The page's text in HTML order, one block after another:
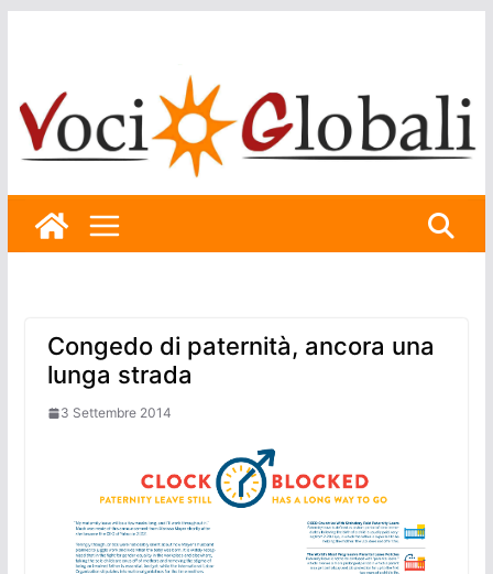
Congedo di paternità, ancora una
lunga strada
3 Settembre 2014